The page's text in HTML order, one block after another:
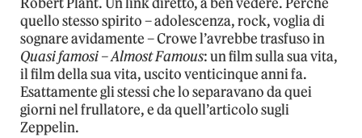
quello stesso spirito – adolescenza, rock, voglia di
sognare avidamente – Crowe l’avrebbe trasfuso in
Quasi famosi – Almost Famous: un film sulla sua vita,
il film della sua vita, uscito venticinque anni fa.
Esattamente gli stessi che lo separavano da quei
giorni nel frullatore, e da quell’articolo sugli
Zeppelin.